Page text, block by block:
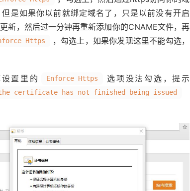
是如果你以前就绑定域名了，只是以前没有开启
新，然后过一分钟再重新添加你的CNAME文件，再
Https
，勾选上，如果你发现这里不能勾选，
置里的 Enforce Https 选项没法勾选，提示
certificate has not finished being issued